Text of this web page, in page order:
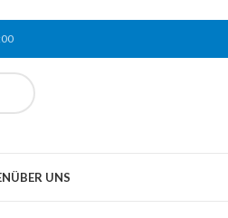
ÜBER UNS